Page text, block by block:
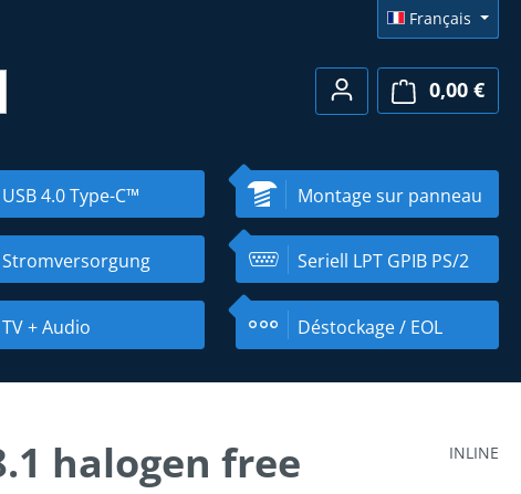
Français
0,00 €Le
USB 4.0 Type-C™ Montage sur panneau
Stromversorgung Seriell LPT GPIB PS/2
TV + Audio Déstockage / EOL
halogen free
INLINE